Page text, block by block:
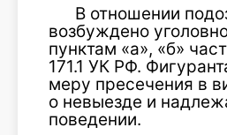
В отношении
возбуждено
пунктам «а», «б»
171.1 УК РФ.
меру пресечения в
о невыезде и
поведении.